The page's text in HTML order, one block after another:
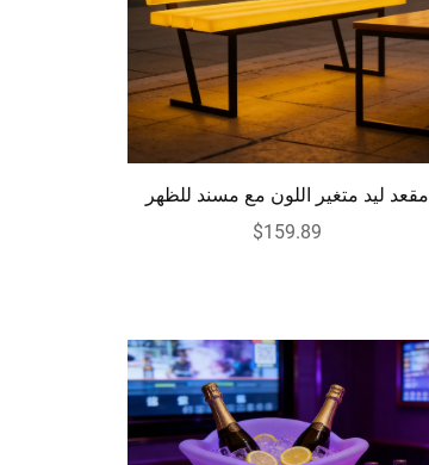
مقعد ليد متغير اللون مع مسند للظهر
$159.89